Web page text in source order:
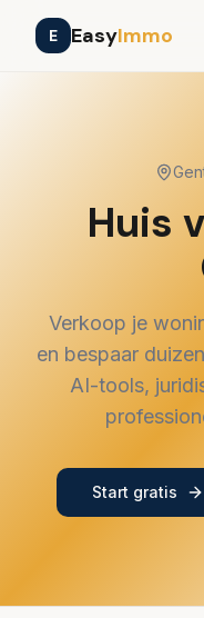
E EasyImmo
Huis
Verkoop je
en bespaar
AI-tools,
Start gratis